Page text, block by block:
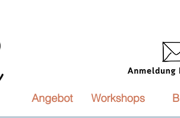
Angebot Workshops